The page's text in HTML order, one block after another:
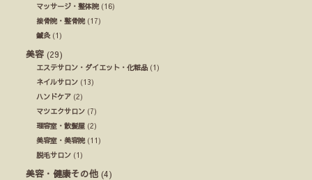
マッサージ・整体院(16)
接骨院・整骨院(17)
鍼灸(1)
美容 (29)
エステサロン・ダイエット・化粧品 (1)
ネイルサロン (13)
ハンドケア (2)
マツエクサロン (7)
理容室・散髪屋 (2)
美容室・美容院(11)
脱毛サロン (1)
美容・健康その他 (4)